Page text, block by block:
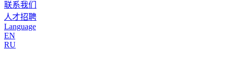
联系我们
人才招聘
Language
EN
RU